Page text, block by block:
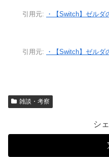
引用元:
・【Switch】ゼル
引用元:
・【Switch】ゼル
雑談・考察
シ